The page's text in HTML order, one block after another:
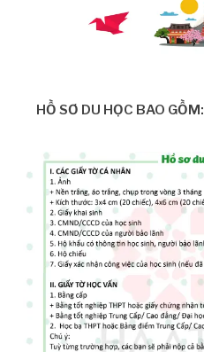
HỒ SƠ DU HỌC BAO GỒM: